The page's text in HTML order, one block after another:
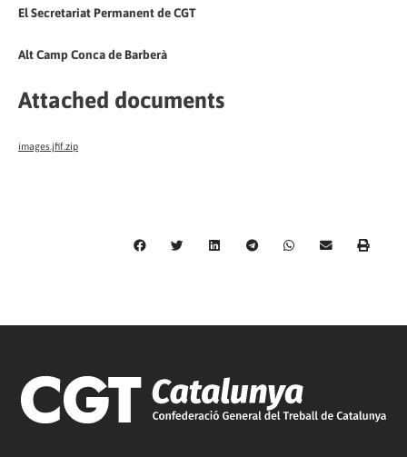
El Secretariat Permanent de CGT
Alt Camp Conca de Barberà
Attached documents
images.jfif.zip